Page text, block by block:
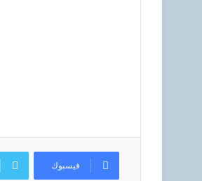
فيسبوك